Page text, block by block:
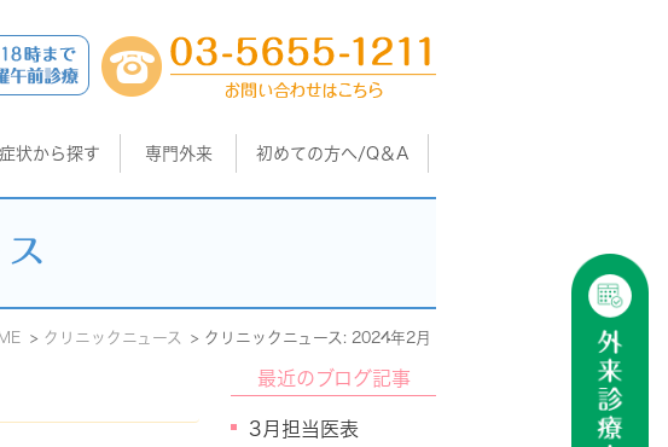
状から探す 専門外来 初めての方へ/Q＆A
クリニックニュース クリニックニュース: 2024年2月
最近のブログ記事
3月担当医表